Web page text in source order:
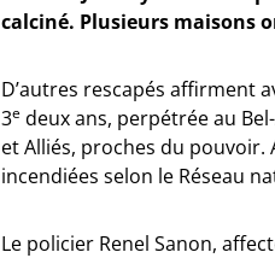
calciné. Plusieurs maisons
D’autres rescapés affirment
3e deux ans, perpétrée au
et Alliés, proches du
incendiées selon le Réseau
Le policier Renel Sanon,